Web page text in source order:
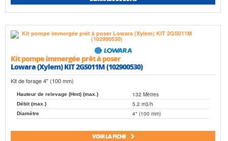
Kit pompe immergée prêt à poser
Lowara (Xylem) KIT 2GS011M (102900530)
Kit de forage 4" (100 mm)
Hauteur de relevage (Hmt) (max.) 132 Mètres
Débit (max.) 5.2 m3/h
Diamètre 4" (100 mm)
VOIR LA FICHE